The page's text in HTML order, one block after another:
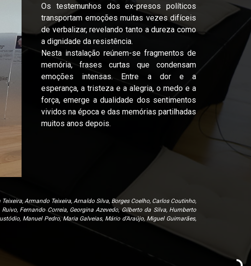
Os testemunhos dos ex-presos políticos
transportam emoções muitas vezes difíceis
de verbalizar, revelando tanto a dureza como
a dignidade da resistência.
Nesta instalação reúnem-se fragmentos de
memória, frases curtas que condensam
emoções intensas. Entre a dor e a
esperança, a tristeza e a alegria, o medo e a
força, emerge a dualidade dos sentimentos
vividos na época e das memórias partilhadas
muitos anos depois.
Armando Teixeira, Arnaldo Silva, Borges Coelho, Carlos Coutinho,
Fernando Correia, Georgina Azevedo, Gilberto da Silva, Humberto
Manuel Pedro, Maria Galveias, Mário d’Araújo, Miguel Guimarães,